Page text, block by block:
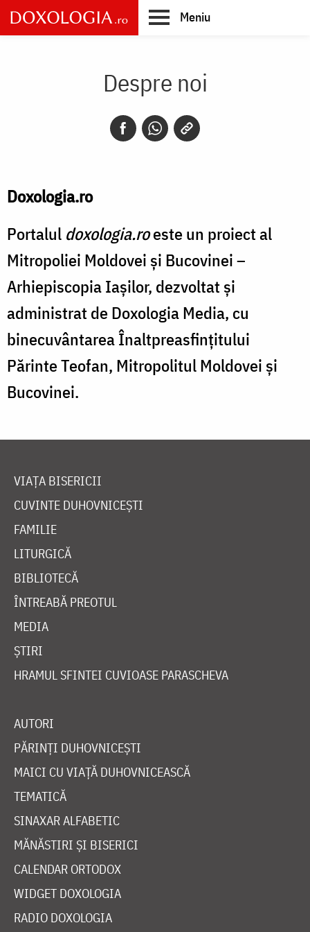
Skip
to
main
Meniu
Despre noi
Doxologia.ro
Portalul doxologia.roeste un proiect al
Mitropoliei Moldovei şi Bucovinei –
Arhiepiscopia Iaşilor, dezvoltat şi
administrat de Doxologia Media, cu
binecuvântarea Înaltpreasfinţitului
Părinte Teofan, Mitropolitul Moldovei şi
Bucovinei.
VIAȚA BISERICII
CUVINTE DUHOVNICEȘTI
FAMILIE
LITURGICĂ
BIBLIOTECĂ
ÎNTREABĂ PREOTUL
MEDIA
ȘTIRI
HRAMUL SFINTEI CUVIOASE PARASCHEVA
AUTORI
PĂRINȚI DUHOVNICEȘTI
MAICI CU VIAȚĂ DUHOVNICEASCĂ
TEMATICĂ
SINAXAR ALFABETIC
MĂNĂSTIRI ȘI BISERICI
CALENDAR ORTODOX
WIDGET DOXOLOGIA
RADIO DOXOLOGIA